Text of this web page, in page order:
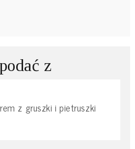
z
z gruszki i pietruszki